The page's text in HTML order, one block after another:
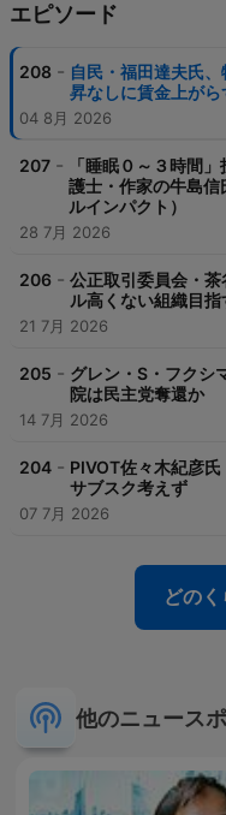
エピソード
208 - 自民・福田達夫氏
昇なしに賃金上がら
04 8月 2026
207 -
「睡眠０～３時間
護士・作家の牛島
ルインパクト）
28 7月 2026
206 - 公正取引委員会・
ル高くない組織目指
21 7月 2026
205 - グレン・S・フク
院は民主党奪還か
14 7月 2026
204 - PIVOT佐々木紀彦
サブスク考えず
07 7月 2026
どの
他のニュース